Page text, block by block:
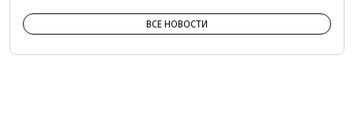
ВСЕ НОВОСТИ